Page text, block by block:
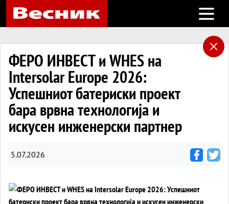
Open
ФЕРО ИНВЕСТ и WHES на
Intersolar Europe 2026:
Успешниот батериски проект
бара врвна технологија и
искусен инженерски партнер
5.07.2026